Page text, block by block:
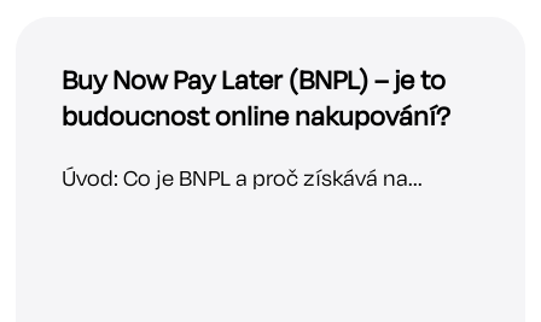
Buy Now Pay Later (BNPL) – je to
budoucnost online nakupování?
Úvod: Co je BNPL a proč získává na...